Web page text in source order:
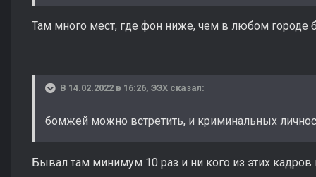
Там много мест, где фон ниже, чем в любом городе
В 14.02.2022 в 16:26, ЭЭХ сказал:
бомжей можно встретить, и криминальных
Бывал там минимум 10 раз и ни кого из этих кадров